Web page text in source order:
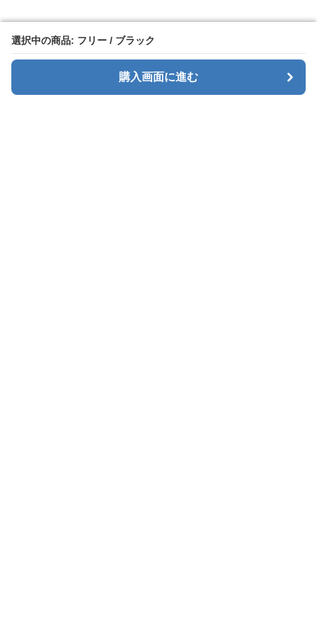
選択中の商品: フリー / ブラック
購入画面に進む
選択中の商品: フリー / ブラック
購入画面に進む